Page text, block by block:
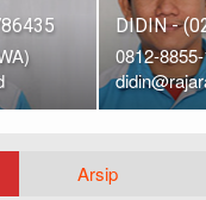
DIDIN -
0812-
Arsip